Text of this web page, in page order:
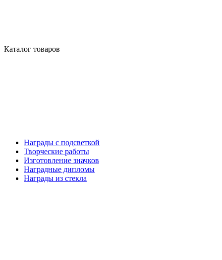
Каталог товаров
Награды с подсветкой
Творческие работы
Изготовление значков
Наградные дипломы
Награды из стекла